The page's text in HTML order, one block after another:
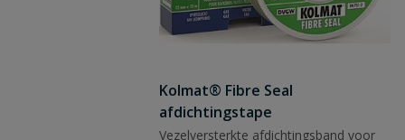
Kolmat® Fibre Seal
afdichtingstape
Vezelversterkte afdichtingsband voor